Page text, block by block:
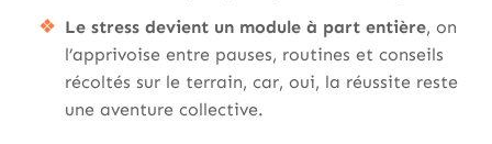
Le stress devient un module à part entière, on
l’apprivoise entre pauses, routines et conseils
récoltés sur le terrain, car, oui, la réussite reste
une aventure collective.